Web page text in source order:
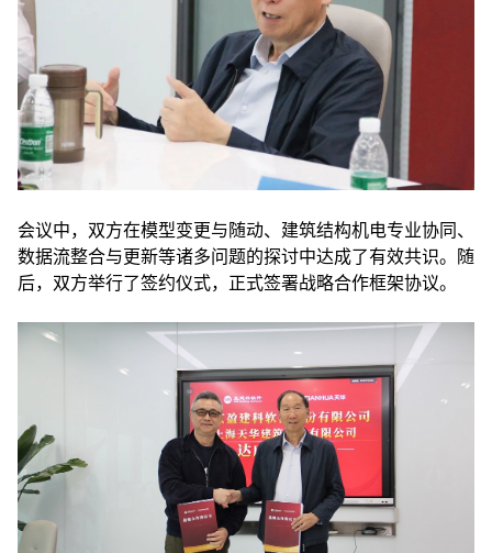
会议中，双方在模型变更与随动、建筑结构机电专业协同、
数据流整合与更新等诸多问题的探讨中达成了有效共识。随
后，双方举行了签约仪式，正式签署战略合作框架协议。